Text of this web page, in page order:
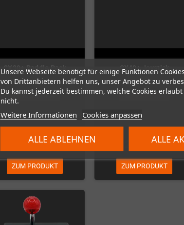
Unsere Webseite benötigt für einige Funktionen
von Drittanbietern helfen uns, unser Angebot zu
Du kannst jederzeit bestimmen, welche Cookies
nicht.
Weitere Informationen Cookies anpassen
ALLE ABLEHNEN ALLE
CX30+ Paddle Pack
Nicht auf Lager
25,00 €
ZUM PRODUKT
CX40+ Joystick
Nicht auf Lager
24,99 €
ZUM PRODUKT